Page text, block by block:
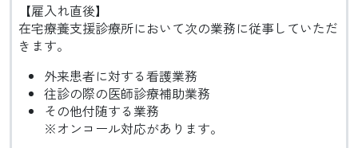
【雇入れ直後】
在宅療養支援診療所において次の業務に従事していただ
きます。
外来患者に対する看護業務
往診の際の医師診療補助業務
その他付随する業務
※オンコール対応があります。